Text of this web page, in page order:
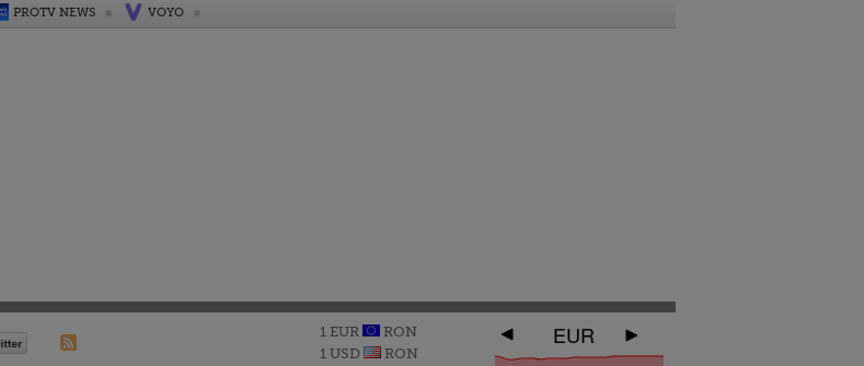
PROTV NEWS VOYO
1 EUR
RON
1 USD
RON
EUR